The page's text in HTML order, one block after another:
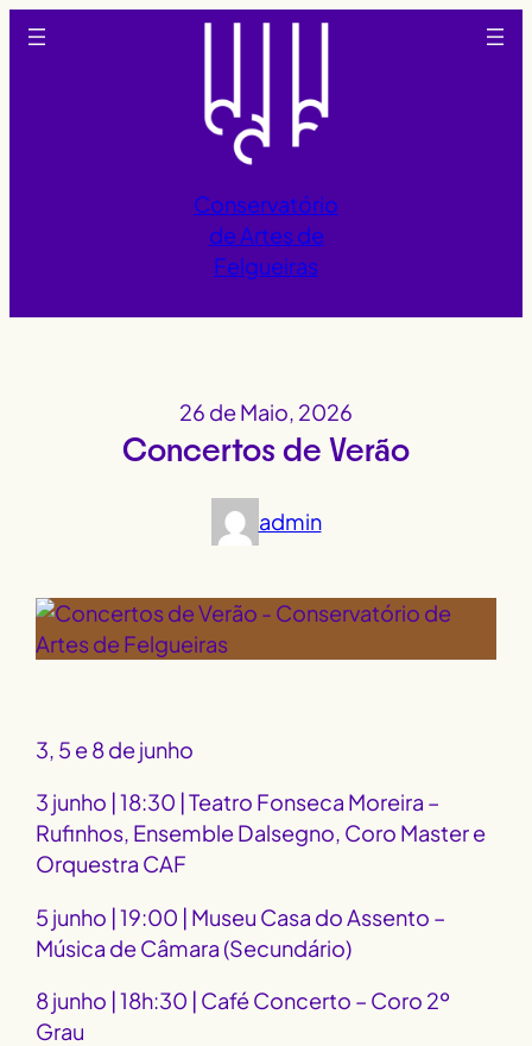
Saltar
para
Conservatório
de Artes de
Felgueiras
26 de Maio, 2026
Concertos de Verão
admin
3, 5 e 8 de junho
3 junho | 18:30 | Teatro Fonseca Moreira –
Rufinhos, Ensemble Dalsegno, Coro Master e
Orquestra CAF
5 junho | 19:00 | Museu Casa do Assento –
Música de Câmara (Secundário)
8 junho | 18h:30 | Café Concerto – Coro 2º
Grau